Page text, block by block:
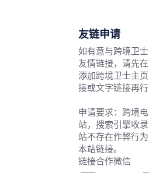
友链申请
如有意与跨境卫
友情链接，请先
添加跨境卫士主
接或文字链接再行
申请要求：跨境
站，搜索引擎收
站不存在作弊行
本站链接。
链接合作微信